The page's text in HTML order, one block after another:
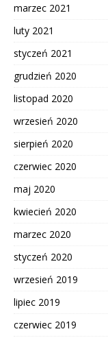
marzec 2021
luty 2021
styczeń 2021
grudzień 2020
listopad 2020
wrzesień 2020
sierpień 2020
czerwiec 2020
maj 2020
kwiecień 2020
marzec 2020
styczeń 2020
wrzesień 2019
lipiec 2019
czerwiec 2019